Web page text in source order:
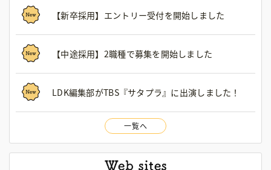
【新卒採用】エントリー受付を開始しました
【中途採用】2職種で募集を開始しました
LDK編集部がTBS『サタプラ』に出演しました！
一覧へ